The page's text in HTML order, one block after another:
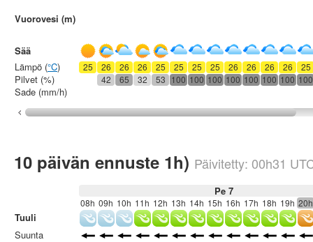
25 26 26 26 25 25 25 25 26 26 26 26
25
42
65 32 53 100 100 100 100 100 100 100 100
Vuorovesi (m)
Sää
Lämpö (°C)
Pilvet (%)
Sade (mm/h)
10 päivän ennuste 1h) Päivitetty: 00h31
Pe 7
08h 09h 10h 11h 12h 13h 14h 15h 16h 17h 18h 19h 20h
Tuuli
Suunta